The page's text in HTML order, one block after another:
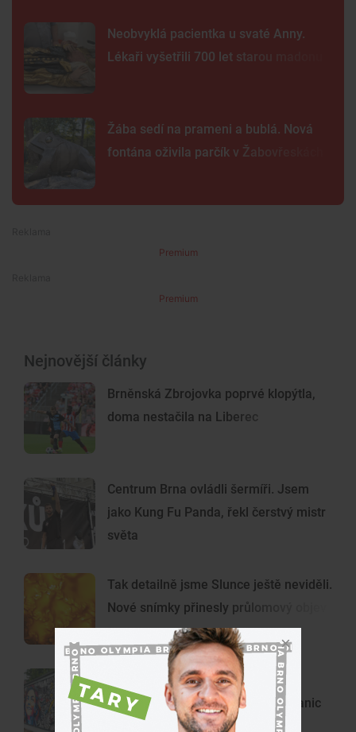
Neobvyklá pacientka u svaté Anny.
Lékaři vyšetřili 700 let starou madonu
Žába sedí na prameni a bublá. Nová
fontána oživila parčík v Žabovřeskách
Premium
Premium
Nejnovější články
Brněnská Zbrojovka poprvé klopýtla,
doma nestačila na Liberec
Centrum Brna ovládli šermíři. Jsem
jako Kung Fu Panda, řekl čerstvý mistr
světa
Tak detailně jsme Slunce ještě neviděli.
Nové snímky přinesly průlomový objev
Z šedých krabic umělecká díla.
Výtvarníci proměnili deset trafostanic
ve Vinohradech